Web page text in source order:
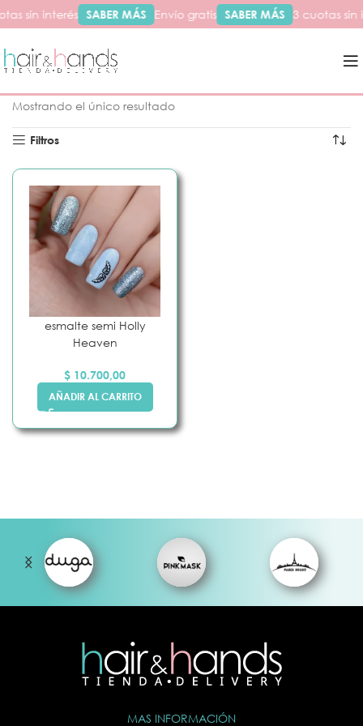
sin interés SABER MÁS Envío gratis SABER MÁS 3 cuotas sin
Mostrando el único resultado
Filtros
esmalte semi Holly
Heaven
$ 10.700,00
AÑADIR AL CARRITO
MAS INFORMACIÓN